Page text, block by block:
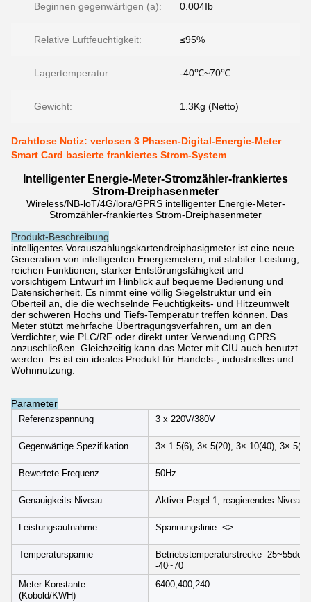
Beginnen gegenwärtigen (a): 0.004Ib
Relative Luftfeuchtigkeit: ≤95%
Lagertemperatur: -40℃~70℃
Gewicht: 1.3Kg (Netto)
Drahtlose Notiz: verlosen 3 Phasen-Digital-Energie-Meter
Smart Card basierte frankiertes Strom-System
Intelligenter Energie-Meter-Stromzähler-frankiertes
Strom-Dreiphasenmeter
Wireless/NB-loT/4G/lora/GPRS intelligenter Energie-Meter-
Stromzähler-frankiertes Strom-Dreiphasenmeter
Produkt-Beschreibung
intelligentes Vorauszahlungskartendreiphasigmeter ist eine neue
Generation von intelligenten Energiemetern, mit stabiler Leistung,
reichen Funktionen, starker Entstörungsfähigkeit und
vorsichtigem Entwurf im Hinblick auf bequeme Bedienung und
Datensicherheit. Es nimmt eine völlig Siegelstruktur und ein
Oberteil an, die die wechselnde Feuchtigkeits- und Hitzeumwelt
der schweren Hochs und Tiefs-Temperatur treffen können. Das
Meter stützt mehrfache Übertragungsverfahren, um an den
Verdichter, wie PLC/RF oder direkt unter Verwendung GPRS
anzuschließen. Gleichzeitig kann das Meter mit CIU auch benutzt
werden. Es ist ein ideales Produkt für Handels-, industrielles und
Wohnnutzung.
Parameter
Referenzspannung 3 x 220V/380V
Gegenwärtige Spezifikation 3× 1.5(6), 3× 5(20), 3× 10(40), 3×
Bewertete Frequenz 50Hz
Genauigkeits-Niveau Aktiver Pegel 1, reagierendes Niveau
Leistungsaufnahme Spannungslinie: <>
Temperaturspanne
Betriebstemperaturstrecke -
-40~70
Meter-Konstante
(Kobold/KWH)
6400,400,240